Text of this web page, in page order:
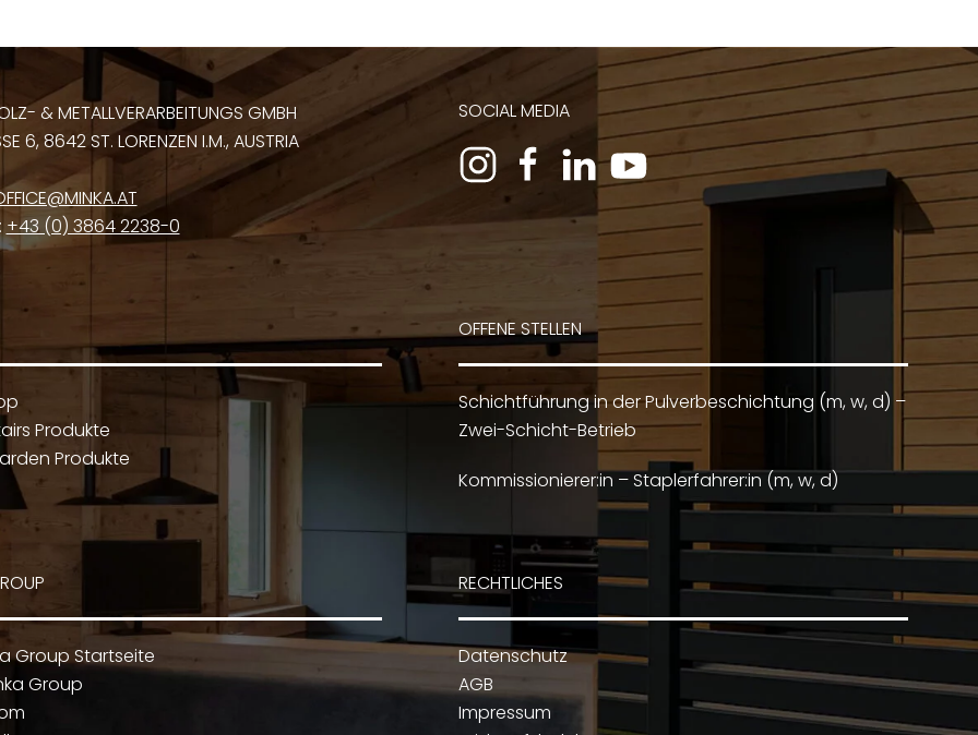
& METALLVERARBEITUNGS GMBH
6, 8642 ST. LORENZEN I.M., AUSTRIA
+43 (0) 3864 2238-0
SOCIAL MEDIA
Produkte
Produkte
OFFENE STELLEN
Schichtführung in der Pulverbeschichtung (m, w, d) –
Zwei-Schicht-Betrieb
Kommissionierer:in – Staplerfahrer:in (m, w, d)
Group Startseite
Group
RECHTLICHES
Datenschutz
AGB
Impressum